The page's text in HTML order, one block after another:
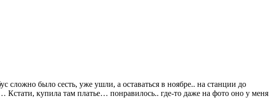
было сесть, уже ушли, а оставаться в ноябре.. на станции до
купила там платье… понравилось.. где-то даже на фото оно у меня